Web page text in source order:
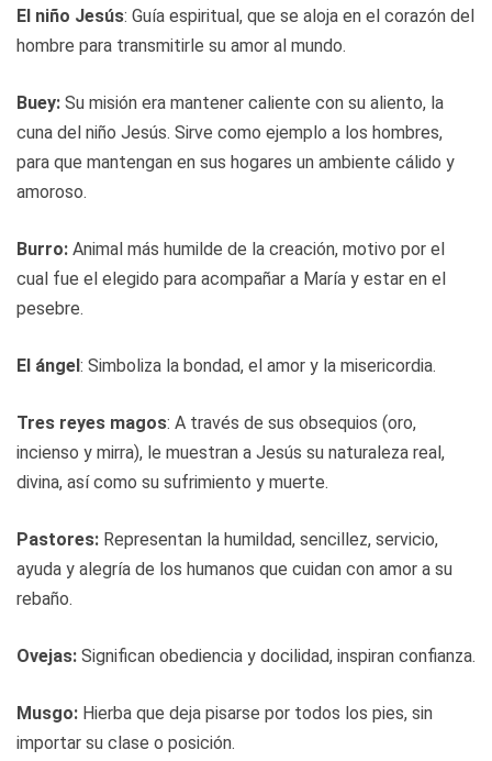
El niño Jesús: Guía espiritual, que se aloja en el corazón del
hombre para transmitirle su amor al mundo.
Buey: Su misión era mantener caliente con su aliento, la
cuna del niño Jesús. Sirve como ejemplo a los hombres,
para que mantengan en sus hogares un ambiente cálido y
amoroso.
Burro: Animal más humilde de la creación, motivo por el
cual fue el elegido para acompañar a María y estar en el
pesebre.
El ángel: Simboliza la bondad, el amor y la misericordia.
Tres reyes magos: A través de sus obsequios (oro,
incienso y mirra), le muestran a Jesús su naturaleza real,
divina, así como su sufrimiento y muerte.
Pastores: Representan la humildad, sencillez, servicio,
ayuda y alegría de los humanos que cuidan con amor a su
rebaño.
Ovejas: Significan obediencia y docilidad, inspiran confianza.
Musgo: Hierba que deja pisarse por todos los pies, sin
importar su clase o posición.